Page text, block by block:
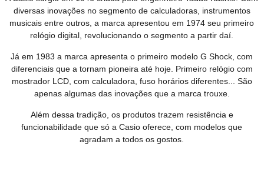
diversas inovações no segmento de calculadoras, instrumentos
musicais entre outros, a marca apresentou em 1974 seu primeiro
relógio digital, revolucionando o segmento a partir daí.
Já em 1983 a marca apresenta o primeiro modelo G Shock, com
diferenciais que a tornam pioneira até hoje. Primeiro relógio com
mostrador LCD, com calculadora, fuso horários diferentes... São
apenas algumas das inovações que a marca trouxe.
Além dessa tradição, os produtos trazem resistência e
funcionabilidade que só a Casio oferece, com modelos que
agradam a todos os gostos.